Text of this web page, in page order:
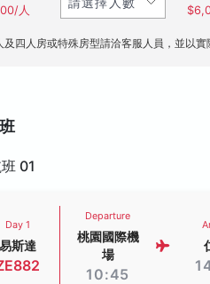
人
及四人房或特殊房型請洽客服人員，並以實
01
Day 1
易斯達
Departure
桃園國際機
場
10:45